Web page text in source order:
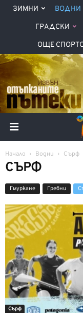
ЗИМНИ ВОДНИ
ГРАДСКИ
ОЩЕ
Начало Водни Сърф
СЪРФ
Гмуркане Гребни
Сърф